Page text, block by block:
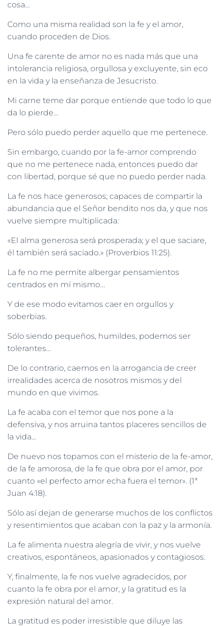
cosa…
Como una misma realidad son la fe y el amor,
cuando proceden de Dios.
Una fe carente de amor no es nada más que una
intolerancia religiosa, orgullosa y excluyente, sin eco
en la vida y la enseñanza de Jesucristo.
Mi carne teme dar porque entiende que todo lo que
da lo pierde…
Pero sólo puedo perder aquello que me pertenece.
Sin embargo, cuando por la fe-amor comprendo
que no me pertenece nada, entonces puedo dar
con libertad, porque sé que no puedo perder nada.
La fe nos hace generosos; capaces de compartir la
abundancia que el Señor bendito nos da, y que nos
vuelve siempre multiplicada:
«El alma generosa será prosperada; y el que saciare,
él también será saciado.» (Proverbios 11:25).
La fe no me permite albergar pensamientos
centrados en mí mismo…
Y de ese modo evitamos caer en orgullos y
soberbias.
Sólo siendo pequeños, humildes, podemos ser
tolerantes…
De lo contrario, caemos en la arrogancia de creer
irrealidades acerca de nosotros mismos y del
mundo en que vivimos.
La fe acaba con el temor que nos pone a la
defensiva, y nos arruina tantos placeres sencillos de
la vida…
De nuevo nos topamos con el misterio de la fe-amor,
de la fe amorosa, de la fe que obra por el amor, por
cuanto «el perfecto amor echa fuera el temor». (1ª
Juan 4:18).
Sólo así dejan de generarse muchos de los conflictos
y resentimientos que acaban con la paz y la armonía.
La fe alimenta nuestra alegría de vivir, y nos vuelve
creativos, espontáneos, apasionados y contagiosos.
Y, finalmente, la fe nos vuelve agradecidos, por
cuanto la fe obra por el amor, y la gratitud es la
expresión natural del amor.
La gratitud es poder irresistible que diluye las